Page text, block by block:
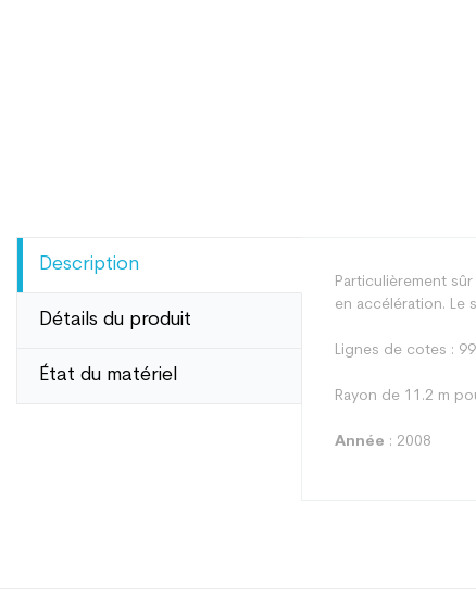
Description
Détails du produit
État du matériel
Particulièrement
en accélération. Le
Lignes de cotes :
Rayon de 11.2 m
Année : 2008